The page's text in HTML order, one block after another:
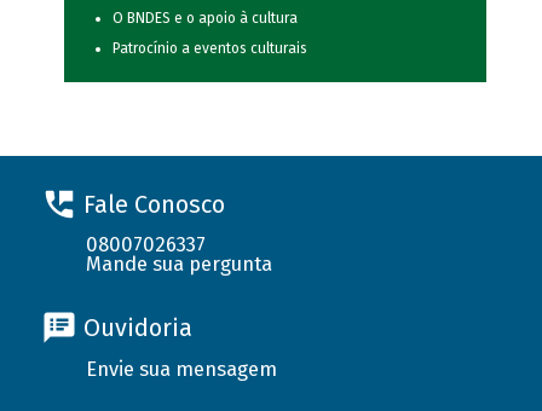
O BNDES e o apoio à cultura
Patrocínio a eventos culturais
Fale Conosco
08007026337
Mande sua pergunta
Ouvidoria
Envie sua mensagem